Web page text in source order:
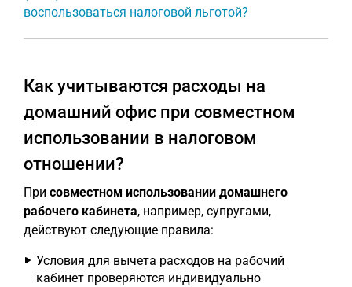
воспользоваться налоговой льготой?
Как учитываются расходы на
домашний офис при совместном
использовании в налоговом
отношении?
При совместном использовании домашнего
рабочего кабинета, например, супругами,
действуют следующие правила:
Условия для вычета расходов на рабочий
кабинет проверяются индивидуально